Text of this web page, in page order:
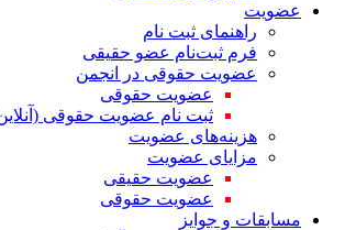
عضویت
راهنمای ثبت نام
فرم ثبت‌نام عضو حقیقی
عضویت حقوقی در انجمن
عضویت حقوقی
ثبت نام عضویت حقوقی (آنلاین)
هزینه‌های عضویت
مزایای عضویت
عضویت حقیقی
عضویت حقوقی
مسابقات و جوایز